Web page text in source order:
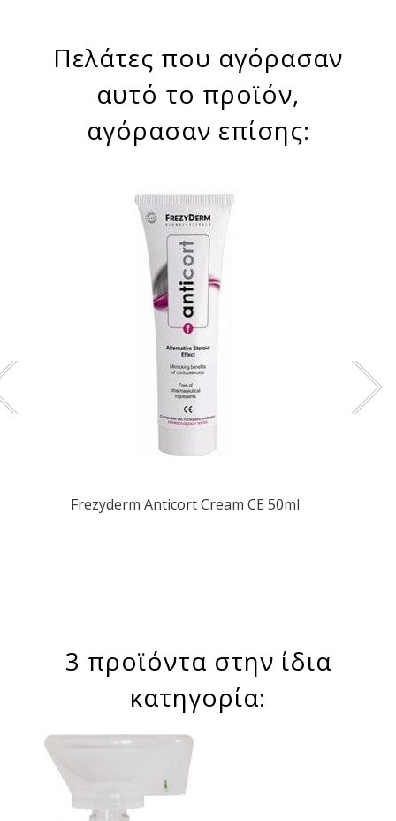
Πελάτες που αγόρασαν
αυτό το προϊόν,
αγόρασαν επίσης:
Frezyderm Αnticort Cream CE 50ml
3 προϊόντα στην ίδια
κατηγορία: